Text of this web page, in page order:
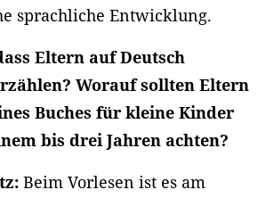
sprachliche Entwicklung.
Eltern auf Deutsch
Worauf sollten Eltern
Buches für kleine Kinder
bis drei Jahren achten?
Beim Vorlesen ist es am